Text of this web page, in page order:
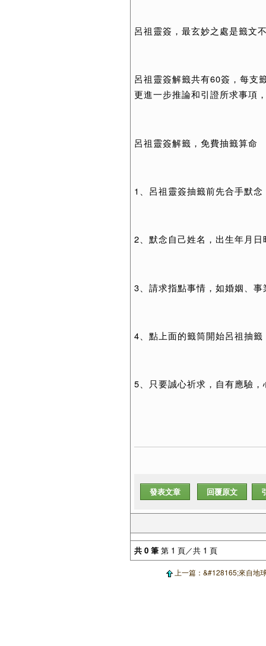
呂祖靈簽，最玄妙之處是籤文
呂祖靈簽解籤共有60簽，每支
更進一步推論和引證所求事項
呂祖靈簽解籤，免費抽籤算命
1、呂祖靈簽抽籤前先合手默
2、默念自己姓名，出生年月
3、請求指點事情，如婚姻、
4、點上面的籤筒開始呂祖抽籤
5、只要誠心祈求，自有應驗
發表文章 回覆原文
共 0 筆 第 1 頁／共 1 頁
上一篇：&#128165;來自地